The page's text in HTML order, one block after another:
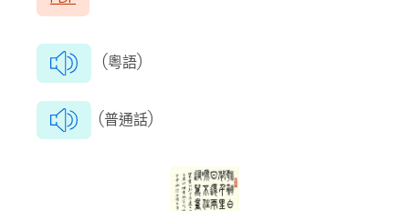
(粵語)
(普通話)